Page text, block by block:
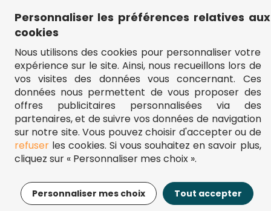
14,95€ Ajouter au panier
› Plan du site
** Frais d'envoi = 6,95 € (France) / gratuit à partir de 45 €.
fou-de-puzzle.com : le site référence pour acheter des puzzles de
qualité à bon prix.
© Fou-de-puzzle.com 2011 - 2026
Personnaliser les préférences relatives aux
cookies
Nous utilisons des cookies pour personnaliser votre
expérience sur le site. Ainsi, nous recueillons lors de
vos visites des données vous concernant. Ces
données nous permettent de vous proposer des
offres publicitaires personnalisées via des
partenaires, et de suivre vos données de navigation
sur notre site. Vous pouvez choisir d'accepter ou de
refuserles cookies. Si vous souhaitez en savoir plus,
cliquez sur « Personnaliser mes choix ».
Personnaliser mes choix Tout accepter